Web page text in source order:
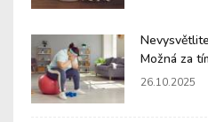
Možná za
26.10.2025